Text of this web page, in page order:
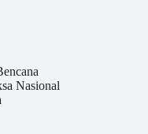
Nasional